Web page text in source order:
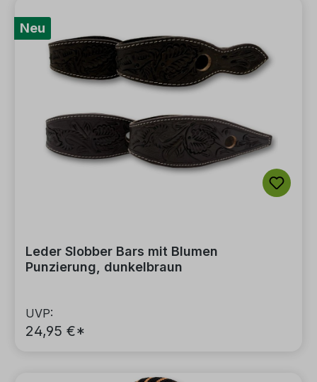
Neu
Leder Slobber Bars mit Blumen
Punzierung, dunkelbraun
UVP:
24,95 €*